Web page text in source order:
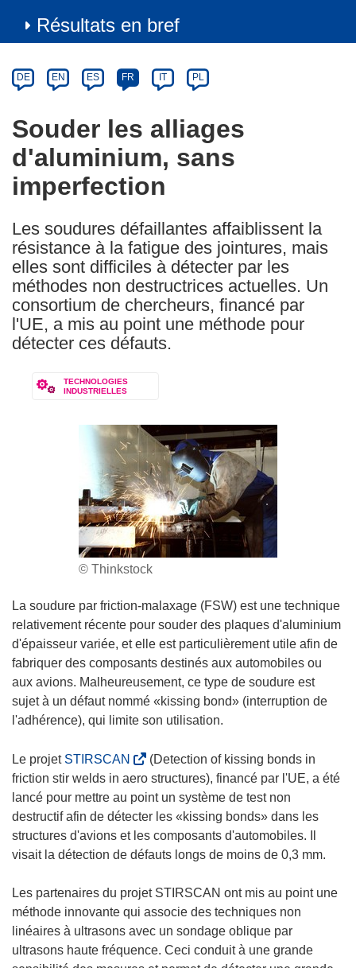
Résultats en bref
Category
Article
available
the
following
languages:
DE EN ES FR IT PL
Souder les alliages
d'aluminium, sans
imperfection
Les soudures défaillantes affaiblissent la
résistance à la fatigue des jointures, mais
elles sont difficiles à détecter par les
méthodes non destructrices actuelles. Un
consortium de chercheurs, financé par
l'UE, a mis au point une méthode pour
détecter ces défauts.
TECHNOLOGIES
INDUSTRIELLES
© Thinkstock
La soudure par friction-malaxage (FSW) est une technique
relativement récente pour souder des plaques d'aluminium
d'épaisseur variée, et elle est particulièrement utile afin de
fabriquer des composants destinés aux automobiles ou
aux avions. Malheureusement, ce type de soudure est
sujet à un défaut nommé «kissing bond» (interruption de
l'adhérence), qui limite son utilisation.
Le projet STIRSCAN
s
’
o
u
v
e
d
a
n
(Detection of kissing bonds in
friction stir welds in aero structures), financé par l'UE, a été
lancé pour mettre au point un système de test non
destructif afin de détecter les «kissing bonds» dans les
structures d'avions et les composants d'automobiles. Il
visait la détection de défauts longs de moins de 0,3 mm.
Les partenaires du projet STIRSCAN ont mis au point une
méthode innovante qui associe des techniques non
linéaires à ultrasons avec un sondage oblique par
ultrasons haute fréquence. Ceci conduit à une grande